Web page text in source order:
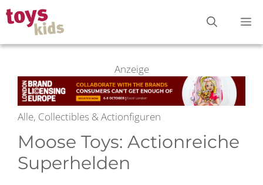
Zum
Inhalt
springen
Anzeige
Alle, Collectibles & Actionfiguren
Moose Toys: Actionreiche
Superhelden